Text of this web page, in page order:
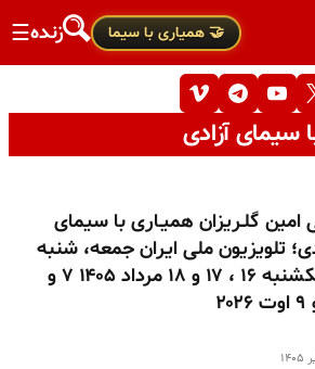
🤝 همیاری با سیما زنده☰
سیمای آزادی
امین گلـریزان همیـاری با سیمای
تلویزیون ملی ایران جمعه، شنبه
و یکشنبه ۱۶ ، ۱۷ و ۱۸ مرداد ۱۴۰۵ ۷ و